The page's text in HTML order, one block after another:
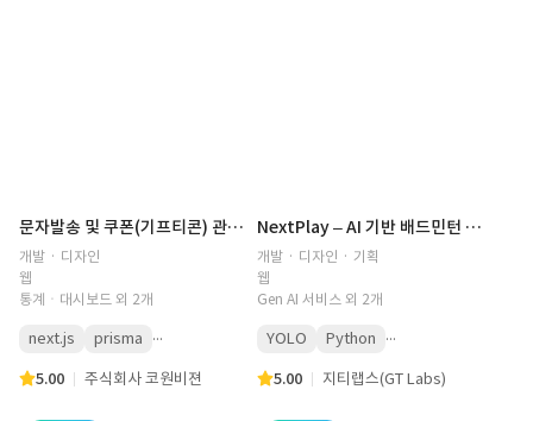
문자발송 및 쿠폰(기프티콘) 관리 시스템 개발
개발 · 디자인
웹
통계ㆍ대시보드 외 2개
next.js prisma ...
5.00 주식회사 코원비젼
NextPlay – AI 기반 배드민턴 하이라이트 자동 추출 솔루션
개발 · 디자인 · 기획
웹
Gen AI 서비스 외 2개
YOLO Python ...
5.00 지티랩스(GT Labs)